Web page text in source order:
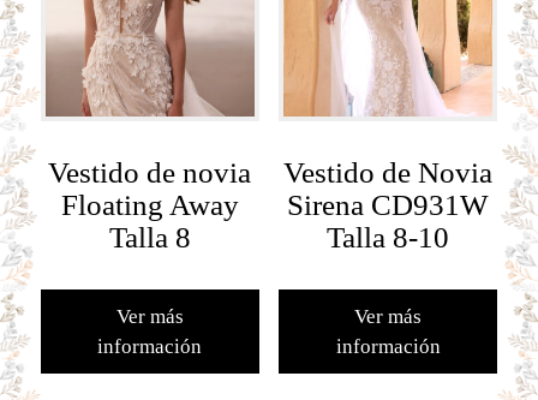
Vestido de novia
Floating Away
Talla 8
Ver más
información
Vestido de Novia
Sirena CD931W
Talla 8-10
Ver más
información